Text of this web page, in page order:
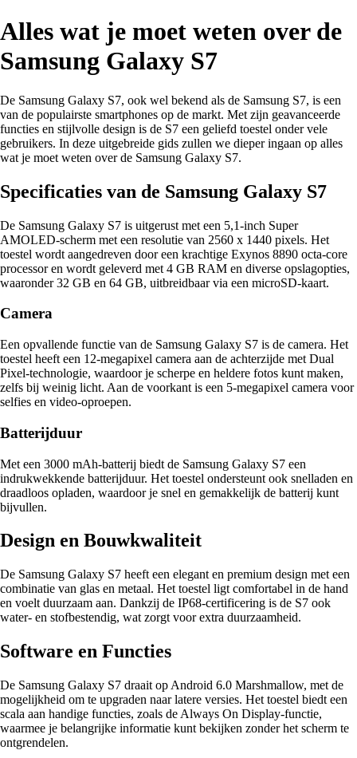
Alles wat je moet weten over de
Samsung Galaxy S7
De Samsung Galaxy S7, ook wel bekend als de Samsung S7, is een
van de populairste smartphones op de markt. Met zijn geavanceerde
functies en stijlvolle design is de S7 een geliefd toestel onder vele
gebruikers. In deze uitgebreide gids zullen we dieper ingaan op alles
wat je moet weten over de Samsung Galaxy S7.
Specificaties van de Samsung Galaxy S7
De Samsung Galaxy S7 is uitgerust met een 5,1-inch Super
AMOLED-scherm met een resolutie van 2560 x 1440 pixels. Het
toestel wordt aangedreven door een krachtige Exynos 8890 octa-core
processor en wordt geleverd met 4 GB RAM en diverse opslagopties,
waaronder 32 GB en 64 GB, uitbreidbaar via een microSD-kaart.
Camera
Een opvallende functie van de Samsung Galaxy S7 is de camera. Het
toestel heeft een 12-megapixel camera aan de achterzijde met Dual
Pixel-technologie, waardoor je scherpe en heldere fotos kunt maken,
zelfs bij weinig licht. Aan de voorkant is een 5-megapixel camera voor
selfies en video-oproepen.
Batterijduur
Met een 3000 mAh-batterij biedt de Samsung Galaxy S7 een
indrukwekkende batterijduur. Het toestel ondersteunt ook snelladen en
draadloos opladen, waardoor je snel en gemakkelijk de batterij kunt
bijvullen.
Design en Bouwkwaliteit
De Samsung Galaxy S7 heeft een elegant en premium design met een
combinatie van glas en metaal. Het toestel ligt comfortabel in de hand
en voelt duurzaam aan. Dankzij de IP68-certificering is de S7 ook
water- en stofbestendig, wat zorgt voor extra duurzaamheid.
Software en Functies
De Samsung Galaxy S7 draait op Android 6.0 Marshmallow, met de
mogelijkheid om te upgraden naar latere versies. Het toestel biedt een
scala aan handige functies, zoals de Always On Display-functie,
waarmee je belangrijke informatie kunt bekijken zonder het scherm te
ontgrendelen.